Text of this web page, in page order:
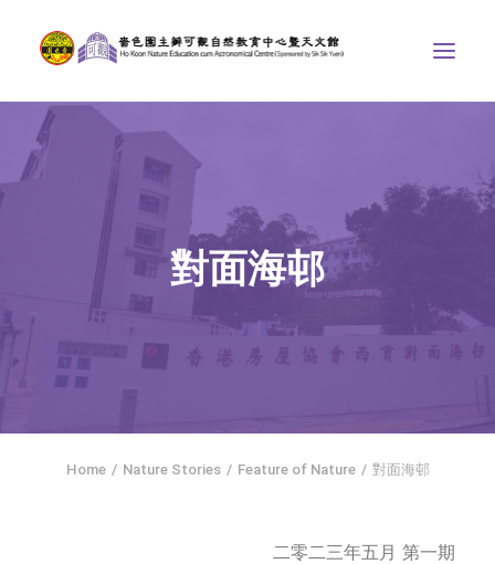
ABOUT US
THE COURSES
ASTRONOMICAL CENTRE
STORIES OF NATURE
SEARCH
繁體中文
對面海邨
Home Nature Stories Feature of Nature 對面海邨
二零二三年五月 第一期